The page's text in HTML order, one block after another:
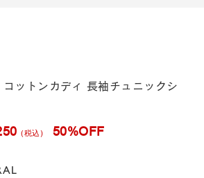
ットンカディ 長袖チュニックシ
(税込) 50%OFF